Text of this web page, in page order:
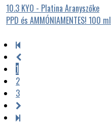
10.3 KYO - Platina Aranyszőke
PPD és AMMÓNIAMENTES! 100 ml
1
2
3